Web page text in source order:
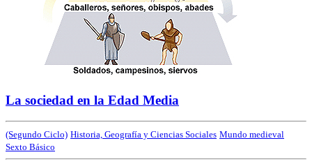
La sociedad en la Edad Media
(Segundo Ciclo) Historia, Geografía y Ciencias Sociales Mundo medieval
Sexto Básico